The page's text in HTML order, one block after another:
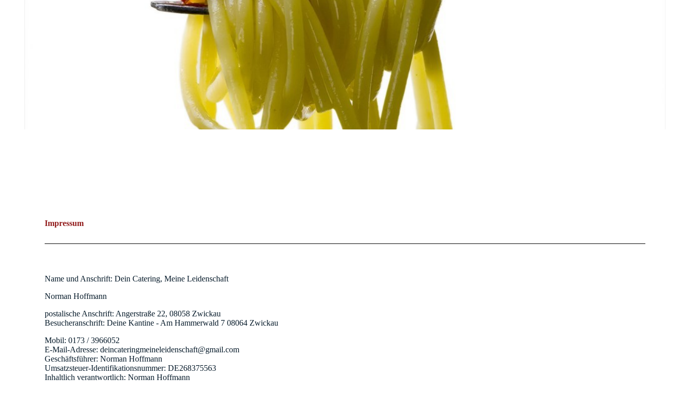
Impressum
Name und Anschrift: Dein Catering, Meine Leidenschaft
Norman Hoffmann
postalische Anschrift: Angerstraße 22, 08058 Zwickau
Besucheranschrift: Deine Kantine - Am Hammerwald 7 08064 Zwickau
Mobil: 0173 / 3966052
E-Mail-Adresse: deincateringmeineleidenschaft@gmail.com
Geschäftsführer: Norman Hoffmann
Umsatzsteuer-Identifikationsnummer: DE268375563
Inhaltlich verantwortlich: Norman Hoffmann